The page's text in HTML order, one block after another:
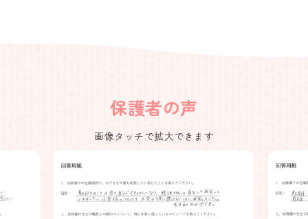
保護者の声
画像タッチで拡大できます